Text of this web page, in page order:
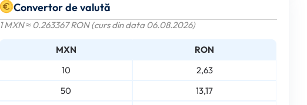
Convertor de valută
1 MXN ≈ 0.263367 RON (curs din data 06.08.2026)
MXN
RON
10
2,63
50
13,17